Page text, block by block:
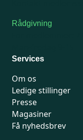
Rådgivning
Services
Om os
Ledige stillinger
Presse
Magasiner
Få nyhedsbrev